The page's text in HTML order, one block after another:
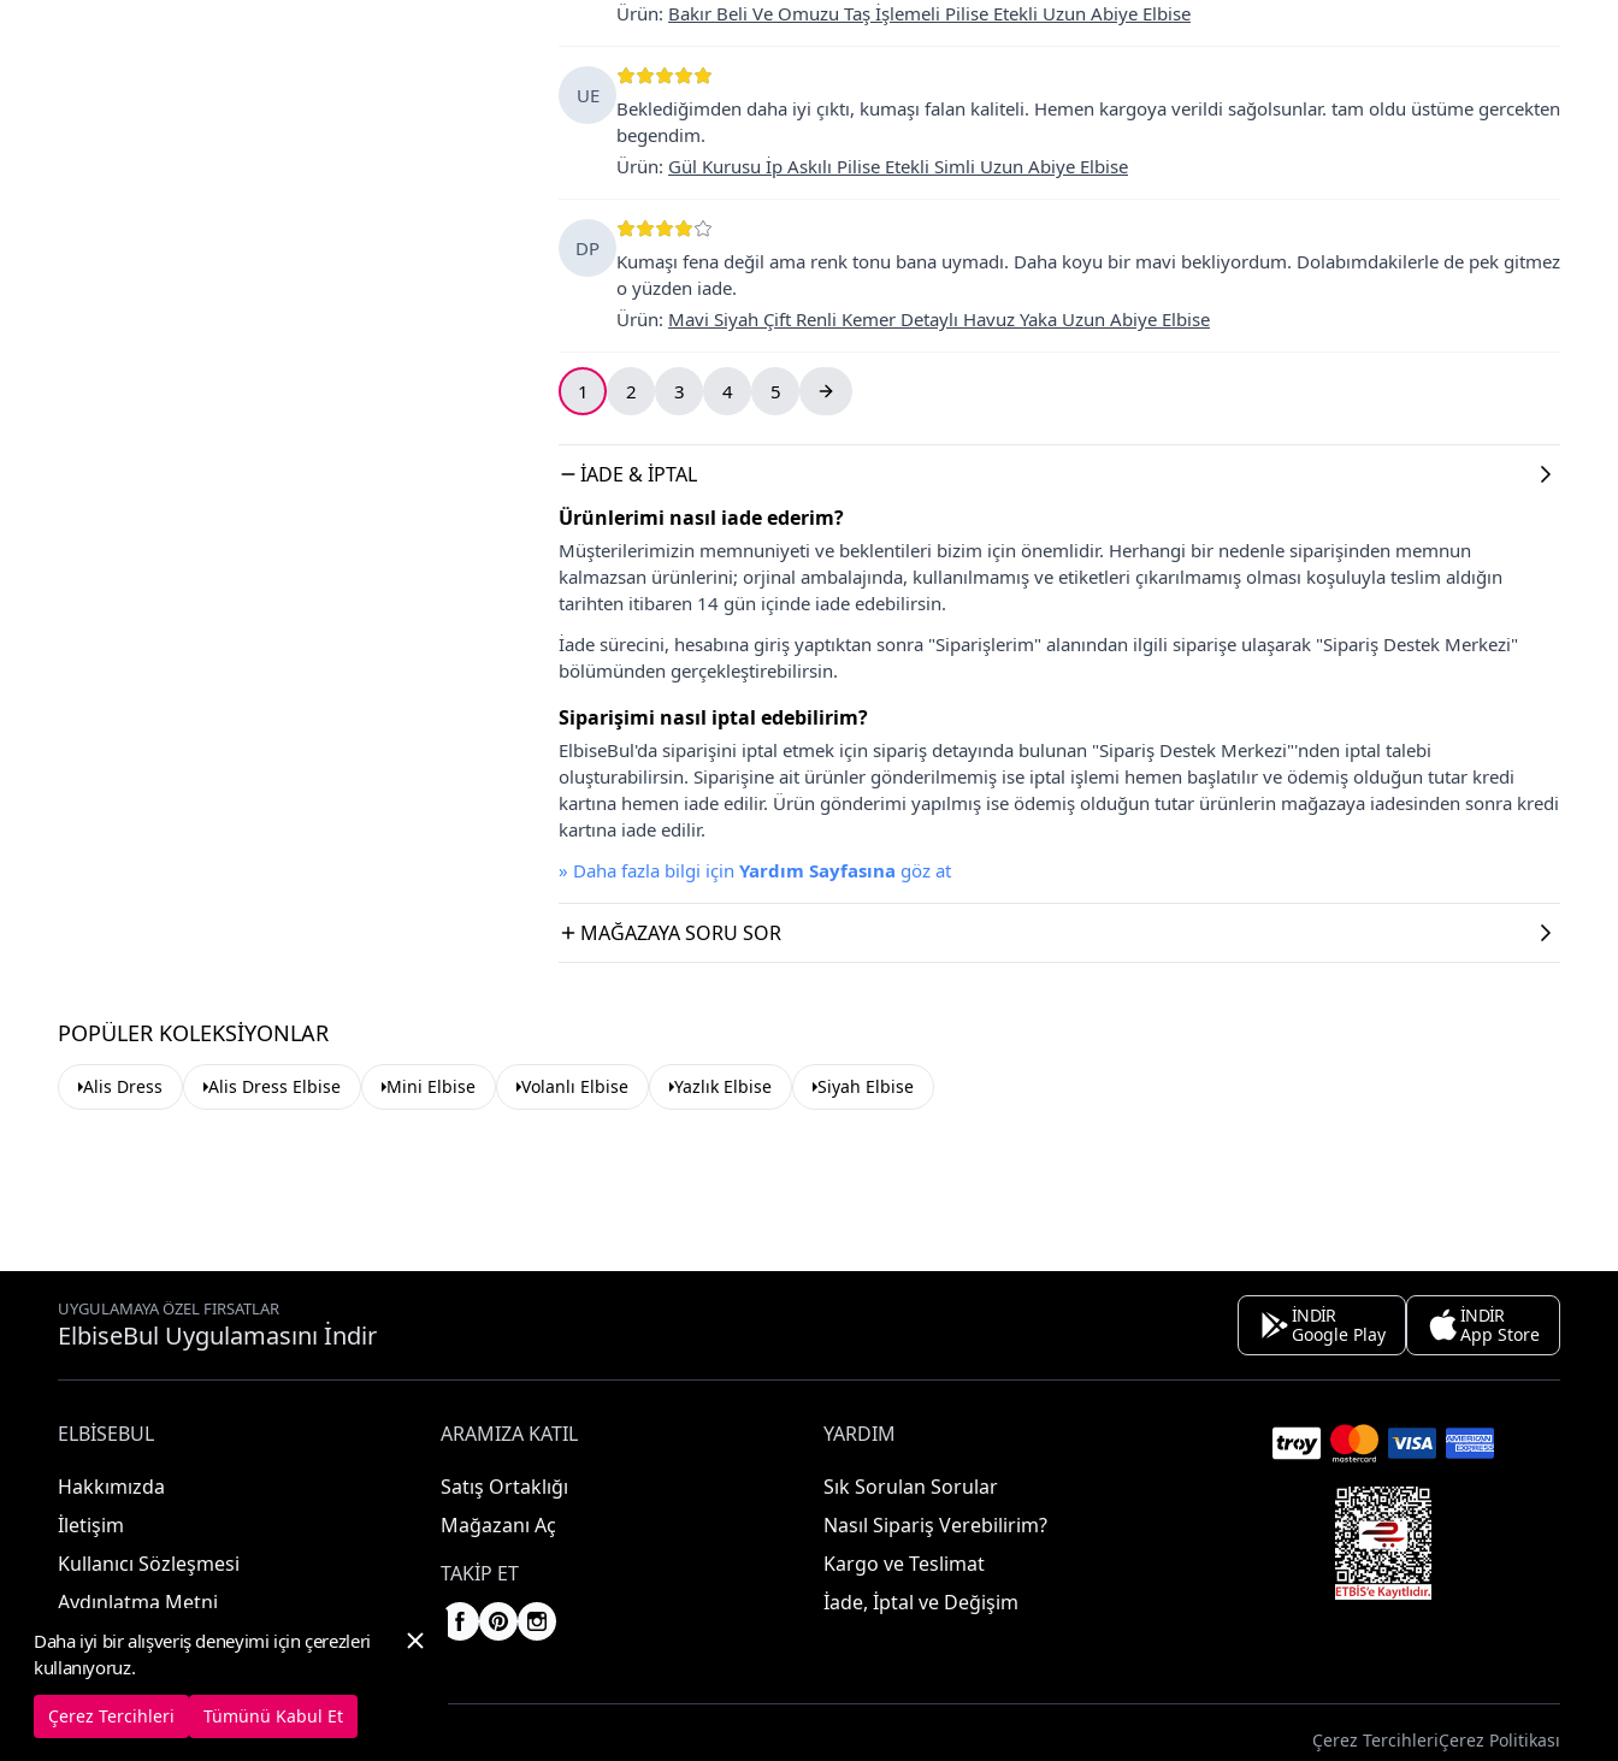
Ürün: Bakır Beli Ve Omuzu Taş İşlemeli Pilise Etekli Uzun Abiye Elbise
UE
Beklediğimden daha iyi çıktı, kumaşı falan kaliteli. Hemen kargoya verildi sağolsunlar. tam oldu üstüme gercekten
begendim.
Ürün: Gül Kurusu İp Askılı Pilise Etekli Simli Uzun Abiye Elbise
DP
Kumaşı fena değil ama renk tonu bana uymadı. Daha koyu bir mavi bekliyordum. Dolabımdakilerle de pek gitmez
o yüzden iade.
Ürün: Mavi Siyah Çift Renli Kemer Detaylı Havuz Yaka Uzun Abiye Elbise
1 2 3 4 5
İADE & İPTAL
Ürünlerimi nasıl iade ederim?
Müşterilerimizin memnuniyeti ve beklentileri bizim için önemlidir. Herhangi bir nedenle siparişinden memnun
kalmazsan ürünlerini; orjinal ambalajında, kullanılmamış ve etiketleri çıkarılmamış olması koşuluyla teslim aldığın
tarihten itibaren 14 gün içinde iade edebilirsin.
İade sürecini, hesabına giriş yaptıktan sonra "Siparişlerim" alanından ilgili siparişe ulaşarak "Sipariş Destek Merkezi"
bölümünden gerçekleştirebilirsin.
Siparişimi nasıl iptal edebilirim?
ElbiseBul'da siparişini iptal etmek için sipariş detayında bulunan "Sipariş Destek Merkezi"'nden iptal talebi
oluşturabilirsin. Siparişine ait ürünler gönderilmemiş ise iptal işlemi hemen başlatılır ve ödemiş olduğun tutar kredi
kartına hemen iade edilir. Ürün gönderimi yapılmış ise ödemiş olduğun tutar ürünlerin mağazaya iadesinden sonra kredi
kartına iade edilir.
» Daha fazla bilgi için Yardım Sayfasına göz at
MAĞAZAYA SORU SOR
POPÜLER KOLEKSIYONLAR
Alis Dress Alis Dress Elbise Mini Elbise Volanlı Elbise Yazlık Elbise Siyah Elbise
UYGULAMAYA ÖZEL FIRSATLAR
ElbiseBul Uygulamasını İndir
İNDİR
Google Play
İNDİR
App Store
ELBISEBUL
Hakkımızda
İletişim
Kullanıcı Sözleşmesi
Aydınlatma Metni
ARAMIZA KATIL
Satış Ortaklığı
Mağazanı Aç
TAKIP ET
YARDIM
Sık Sorulan Sorular
Nasıl Sipariş Verebilirim?
Kargo ve Teslimat
İade, İptal ve Değişim
© 2025 ElbiseBul -Her Hakkı Saklıdır Çerez TercihleriÇerez Politikası
Daha iyi bir alışveriş deneyimi için çerezleri
kullanıyoruz.
Çerez Tercihleri Tümünü Kabul Et